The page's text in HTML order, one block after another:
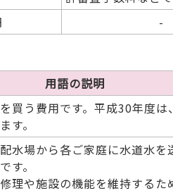
-
用語の説明
買う費用です。平成30年度
す。
水場から各ご家庭に水道水を
す。
理や施設の機能を維持するた